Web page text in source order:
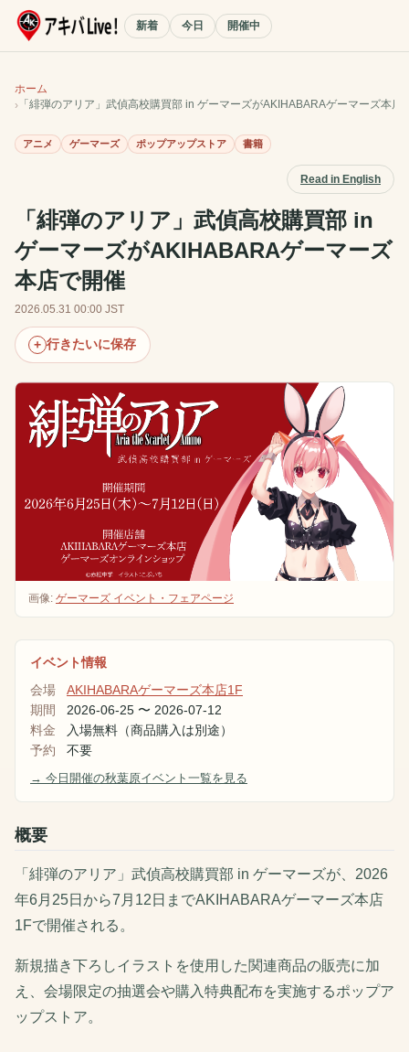
新着 今日 開催中
ホーム
「緋弾のアリア」武偵高校購買部 in ゲーマーズがAKIHABARAゲーマーズ本店
アニメ ゲーマーズ ポップアップストア 書籍
Read in English
「緋弾のアリア」武偵高校購買部 in
ゲーマーズがAKIHABARAゲーマーズ
本店で開催
2026.05.31 00:00 JST
+ 行きたいに保存
画像: ゲーマーズ イベント・フェアページ
イベント情報
会場
AKIHABARAゲーマーズ本店1F
期間
2026-06-25 〜 2026-07-12
料金
入場無料（商品購入は別途）
予約
不要
→ 今日開催の秋葉原イベント一覧を見る
概要
「緋弾のアリア」武偵高校購買部 in ゲーマーズが、2026
年6月25日から7月12日までAKIHABARAゲーマーズ本店
1Fで開催される。
新規描き下ろしイラストを使用した関連商品の販売に加
え、会場限定の抽選会や購入特典配布を実施するポップア
ップストア。